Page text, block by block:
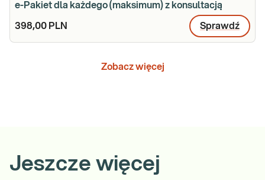
e-Pakiet dla każdego (maksimum) z konsultacją
398,00 PLN Sprawdź
Zobacz więcej
Jeszcze więcej